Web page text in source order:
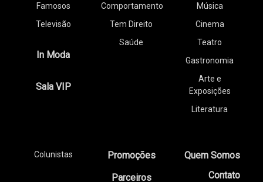
Famosos
Televisão
In Moda
Sala VIP
Comportamento
Tem Direito
Saúde
Música
Cinema
Teatro
Gastronomia
Arte e
Exposições
Literatura
Colunistas
Promoções
Parceiros
Quem Somos
Contato